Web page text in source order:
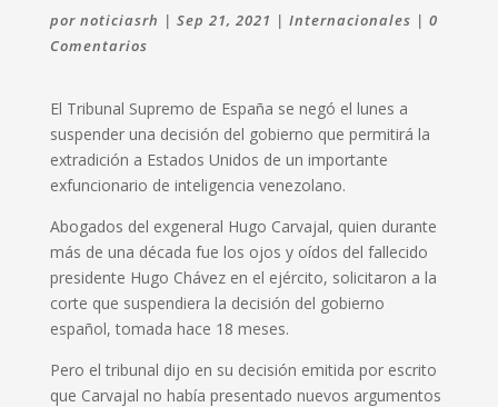
por noticiasrh | Sep 21, 2021 | Internacionales | 0
Comentarios
El Tribunal Supremo de España se negó el lunes a
suspender una decisión del gobierno que permitirá la
extradición a Estados Unidos de un importante
exfuncionario de inteligencia venezolano.
Abogados del exgeneral Hugo Carvajal, quien durante
más de una década fue los ojos y oídos del fallecido
presidente Hugo Chávez en el ejército, solicitaron a la
corte que suspendiera la decisión del gobierno
español, tomada hace 18 meses.
Pero el tribunal dijo en su decisión emitida por escrito
que Carvajal no había presentado nuevos argumentos